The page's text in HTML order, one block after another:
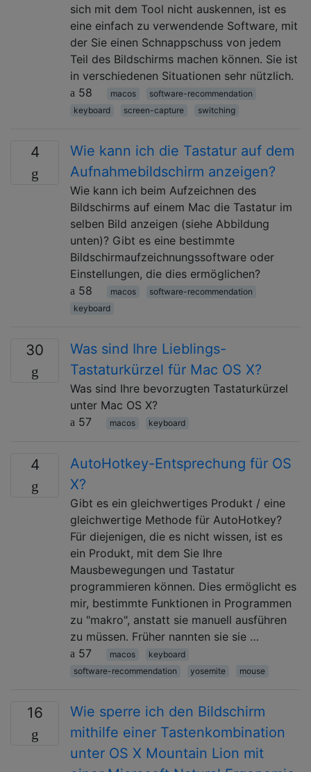
sich mit dem Tool nicht auskennen, ist es
eine einfach zu verwendende Software, mit
der Sie einen Schnappschuss von jedem
Teil des Bildschirms machen können. Sie ist
in verschiedenen Situationen sehr nützlich.
58
macos
software-recommendation
keyboard
screen-capture switching
4
Wie kann ich die Tastatur auf dem
Aufnahmebildschirm anzeigen?
Wie kann ich beim Aufzeichnen des
Bildschirms auf einem Mac die Tastatur im
selben Bild anzeigen (siehe Abbildung
unten)? Gibt es eine bestimmte
Bildschirmaufzeichnungssoftware oder
Einstellungen, die dies ermöglichen?
58
macos
software-recommendation
keyboard
30
Was sind Ihre Lieblings-
Tastaturkürzel für Mac OS X?
Was sind Ihre bevorzugten Tastaturkürzel
unter Mac OS X?
57
macos keyboard
4
AutoHotkey-Entsprechung für OS
X?
Gibt es ein gleichwertiges Produkt / eine
gleichwertige Methode für AutoHotkey?
Für diejenigen, die es nicht wissen, ist es
ein Produkt, mit dem Sie Ihre
Mausbewegungen und Tastatur
programmieren können. Dies ermöglicht es
mir, bestimmte Funktionen in Programmen
zu "makro", anstatt sie manuell ausführen
zu müssen. Früher nannten sie sie …
57
macos
keyboard
software-recommendation
yosemite mouse
16
Wie sperre ich den Bildschirm
mithilfe einer Tastenkombination
unter OS X Mountain Lion mit